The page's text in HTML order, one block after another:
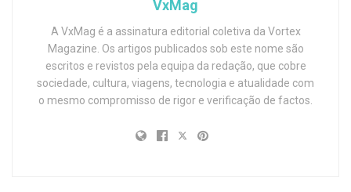
VxMag
A VxMag é a assinatura editorial coletiva da Vortex
Magazine. Os artigos publicados sob este nome são
escritos e revistos pela equipa da redação, que cobre
sociedade, cultura, viagens, tecnologia e atualidade com
o mesmo compromisso de rigor e verificação de factos.